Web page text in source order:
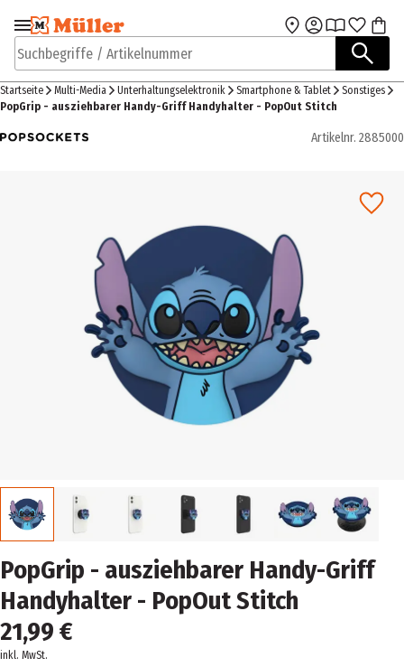
Zur Navigation
springen
Zum Hauptinhalt
Suchbegriffe / Artikelnummer
Startseite Multi-Media Unterhaltungselektronik Smartphone & Tablet
Sonstiges
PopGrip - ausziehbarer Handy-Griff Handyhalter - PopOut Stitch
Artikelnr. 2885000
PopGrip - ausziehbarer Handy-Griff
Handyhalter - PopOut Stitch
21,99 €
inkl. MwSt.